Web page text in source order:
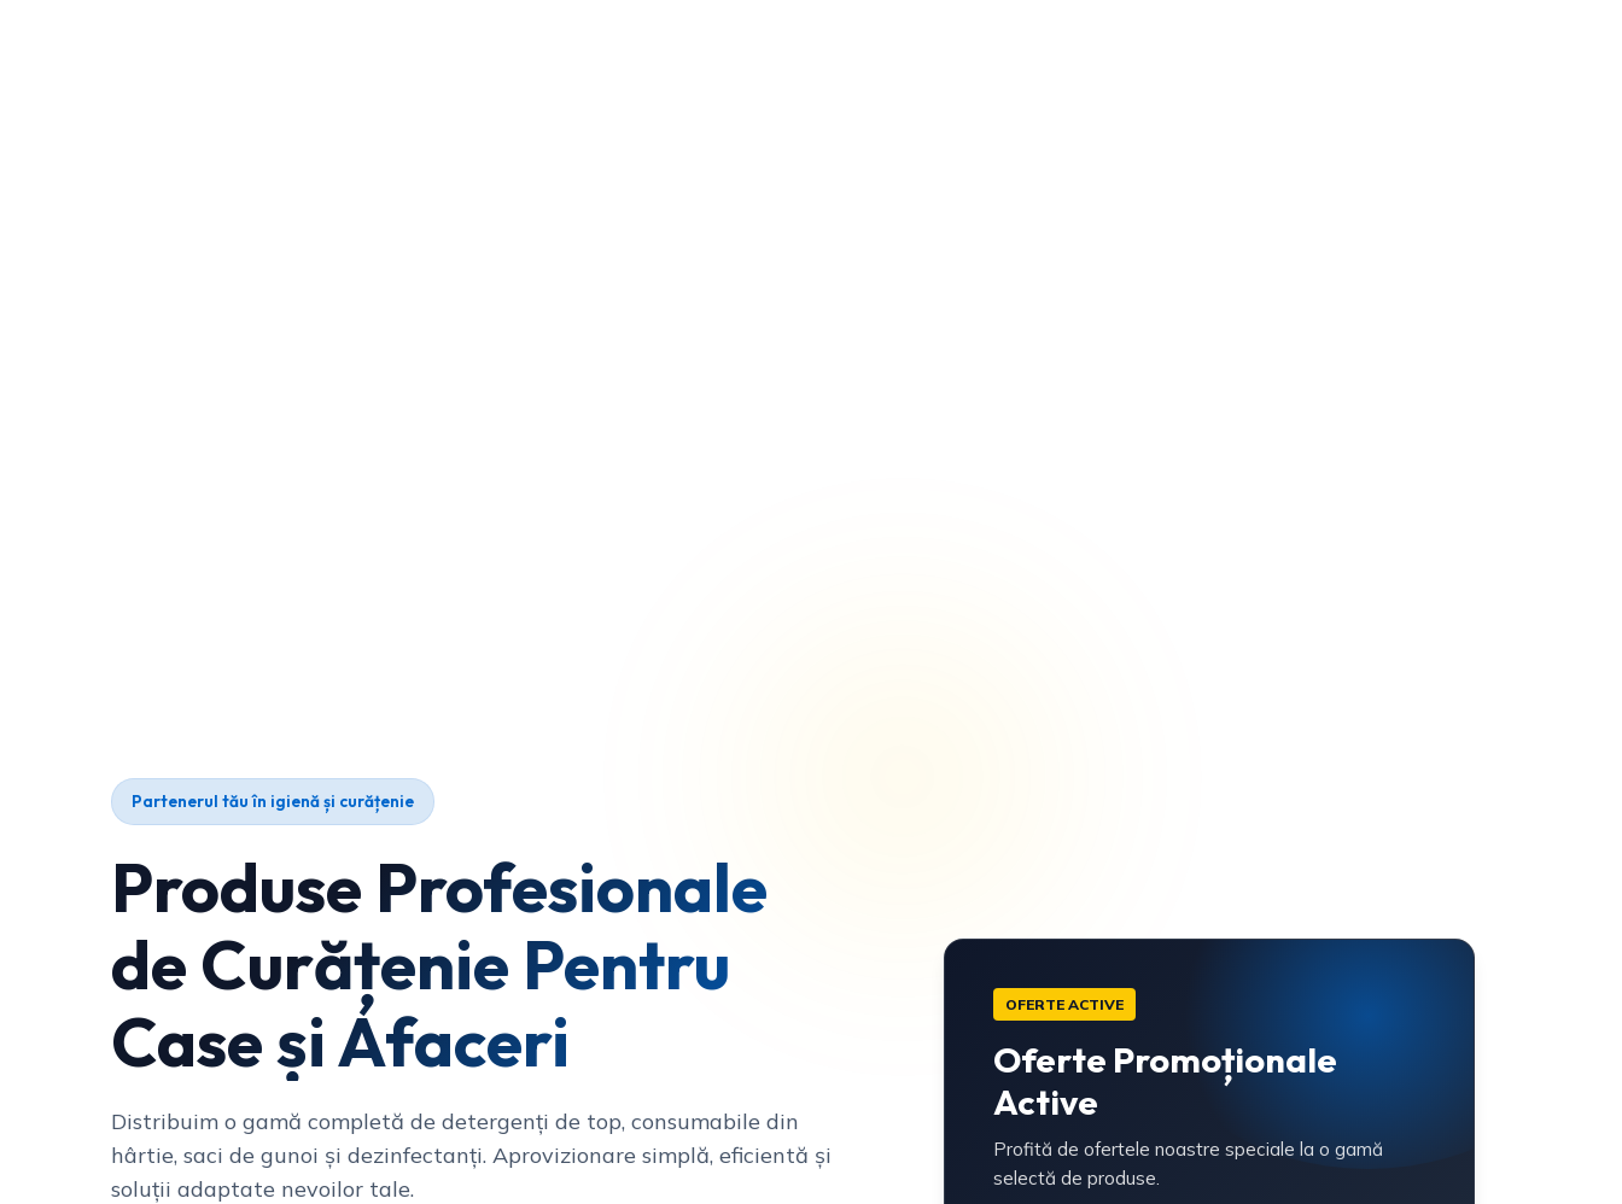
Partenerul tău în igienă și curățenie
Produse Profesionale
de Curățenie Pentru
Case și Afaceri
Distribuim o gamă completă de detergenți de top, consumabile din
hârtie, saci de gunoi și dezinfectanți. Aprovizionare simplă, eficientă și
soluții adaptate nevoilor tale.
OFERTE ACTIVE
Oferte Promoționale
Active
Profită de ofertele noastre speciale la o gamă
selectă de produse.